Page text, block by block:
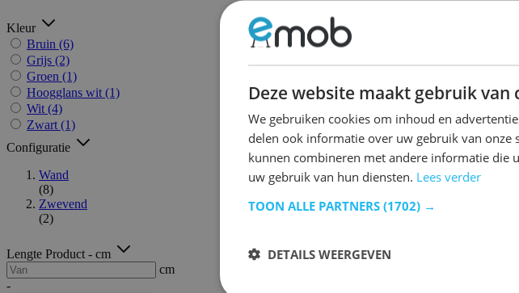
Kleur
Bruin (6)
Grijs (2)
Groen (1)
Hoogglans wit (1)
Wit (4)
Zwart (1)
Configuratie
Wand
(8)
Zwevend
(2)
Lengte Product - cm
cm
-
Deze website maakt gebruik van
We gebruiken cookies om inhoud en
delen ook informatie over uw gebruik van onze
kunnen combineren met andere informatie die
uw gebruik van hun diensten. Lees verder
TOON ALLE PARTNERS (1702) →
DETAILS WEERGEVEN